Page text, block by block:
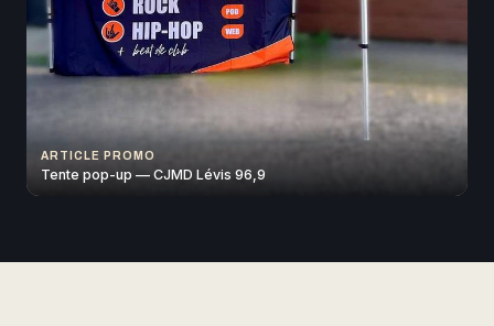
ARTICLE PROMO
Tente pop-up — CJMD Lévis 96,9